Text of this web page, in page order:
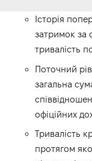
Історія
затримок за
тривалість
Поточний
загальна
офіційних
Тривалість
протягом